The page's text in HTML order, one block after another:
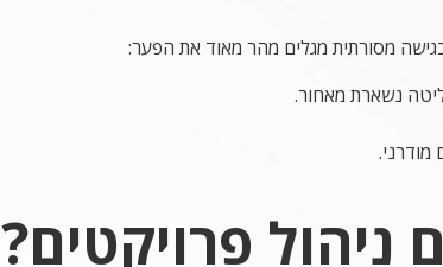
מסורתית מגלים מהר מאוד את הפער:
נשארת מאחור.
מודרני.
פרויקטים?